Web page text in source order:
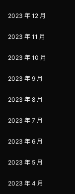
2023 年 12 月
2023 年 11 月
2023 年 10 月
2023 年 9 月
2023 年 8 月
2023 年 7 月
2023 年 6 月
2023 年 5 月
2023 年 4 月